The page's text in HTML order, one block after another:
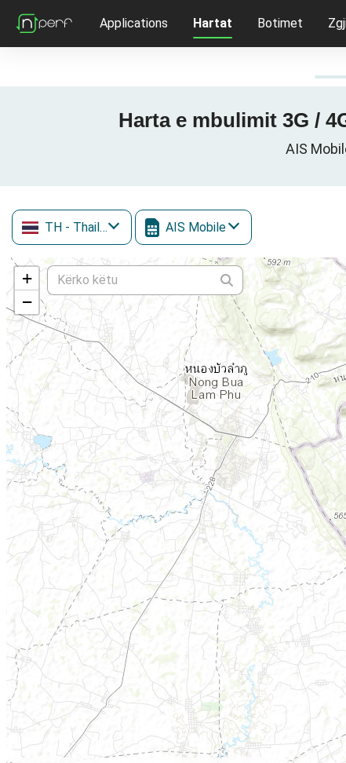
Applications Hartat Botimet
Harta e mbulimit 3G /
AIS
TH - Thailand AIS Mobile
+
−